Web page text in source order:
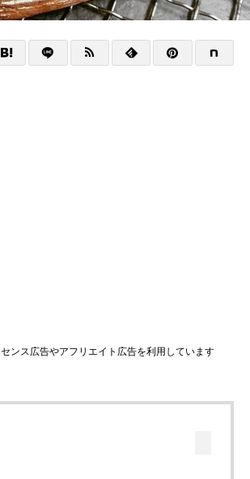
ンス広告やアフリエイト広告を利用しています